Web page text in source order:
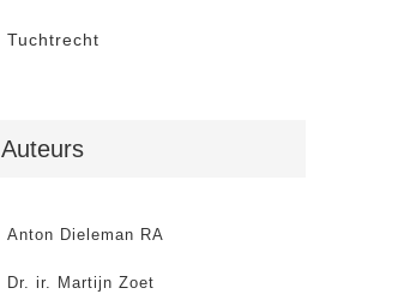
Tuchtrecht
Auteurs
Anton Dieleman RA
Dr. ir. Martijn Zoet